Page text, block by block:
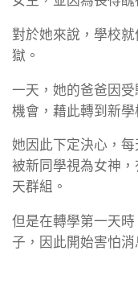
對於她來說，學校
獄。
一天，她的爸爸因
機會，藉此轉到新學
她因此下定決心，
被新同學視為女神
天群組。
但是在轉學第一天
子，因此開始害怕消